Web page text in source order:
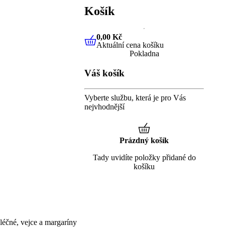
vejce a margaríny
Košík
0,00 KčAktuální cena košíku
0,00 Kč
Aktuální cena košíku
Pokladna
Váš košík
Vyberte službu, která je pro Vás
nejvhodnější
Prázdný košík
Tady uvidíte položky přidané do
košíku